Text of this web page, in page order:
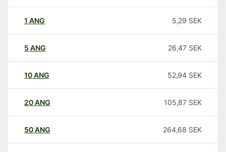
1 ANG 5,29 SEK
5 ANG 26,47 SEK
10ANG 52,94 SEK
20ANG 105,87 SEK
50ANG 264,68 SEK